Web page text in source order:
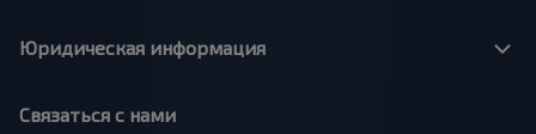
Юридическая информация
Связаться с нами